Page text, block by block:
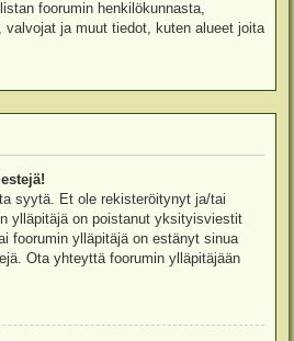
foorumin henkilökunnasta,
valvojat ja muut tiedot, kuten alueet joita
syytä. Et ole rekisteröitynyt ja/tai
ylläpitäjä on poistanut yksityisviestit
foorumin ylläpitäjä on estänyt sinua
Ota yhteyttä foorumin ylläpitäjään